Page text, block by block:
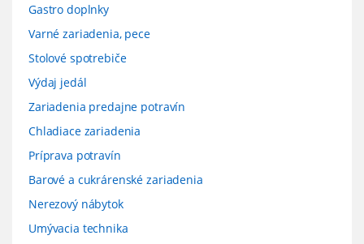
Gastro doplnky
Varné zariadenia, pece
Stolové spotrebiče
Výdaj jedál
Zariadenia predajne potravín
Chladiace zariadenia
Príprava potravín
Barové a cukrárenské zariadenia
Nerezový nábytok
Umývacia technika